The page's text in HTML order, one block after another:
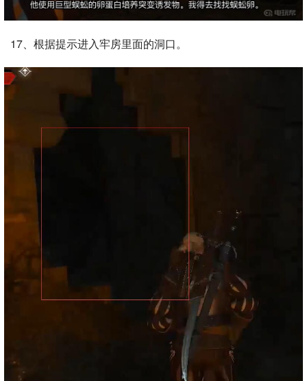
17、根据提示进入牢房里面的洞口。